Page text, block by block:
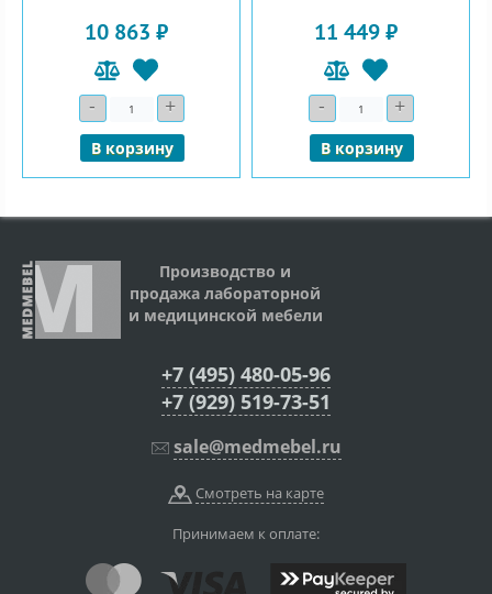
10 863 ₽
- Количество+
В корзину
11 449 ₽
- Количество+
В корзину
Производство и
продажа лабораторной
и медицинской мебели
+7 (495) 480-05-96
+7 (929) 519-73-51
sale@medmebel.ru
Смотреть на карте
Принимаем к оплате: